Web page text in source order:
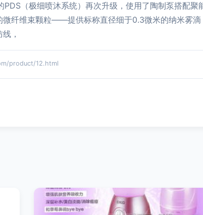
（极细喷沐系统）再次升级，使用了陶制泵搭配
纤维束颗粒——提供标称直径细于0.3微米的纳米雾
，
product/12.html